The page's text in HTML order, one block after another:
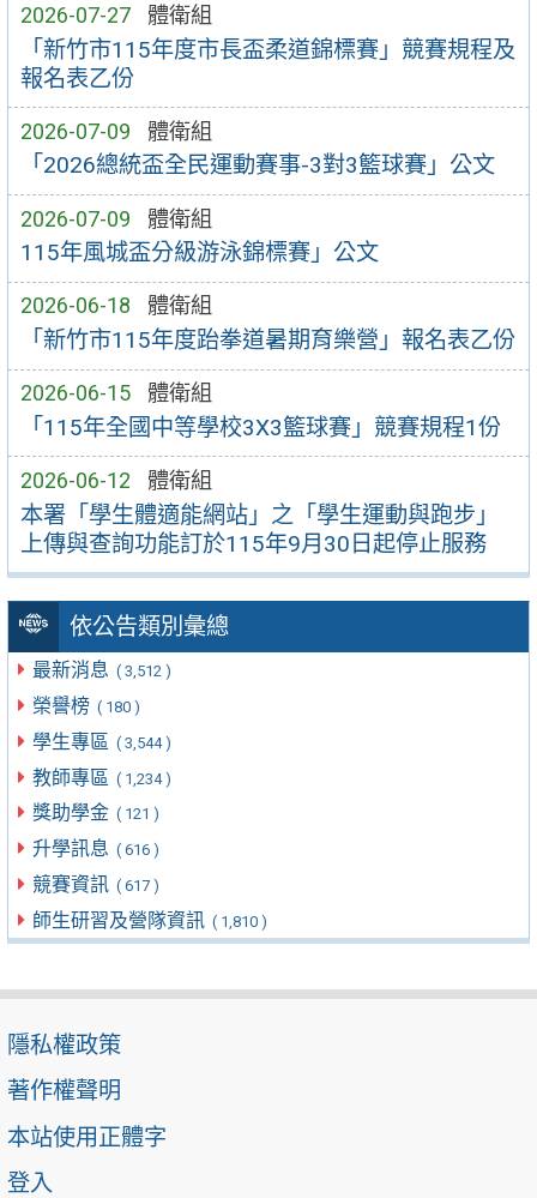
2026-07-27 體衛組
「新竹市115年度市長盃柔道錦標賽」競賽規程及
報名表乙份
2026-07-09 體衛組
「2026總統盃全民運動賽事-3對3籃球賽」公文
2026-07-09 體衛組
115年風城盃分級游泳錦標賽」公文
2026-06-18 體衛組
「新竹市115年度跆拳道暑期育樂營」報名表乙份
2026-06-15 體衛組
「115年全國中等學校3X3籃球賽」競賽規程1份
2026-06-12 體衛組
本署「學生體適能網站」之「學生運動與跑步」
上傳與查詢功能訂於115年9月30日起停止服務
依公告類別彙總
最新消息 ( 3,512 )
榮譽榜 ( 180 )
學生專區 ( 3,544 )
教師專區 ( 1,234 )
獎助學金 ( 121 )
升學訊息 ( 616 )
競賽資訊 ( 617 )
師生研習及營隊資訊 ( 1,810 )
隱私權政策
著作權聲明
本站使用正體字
登入